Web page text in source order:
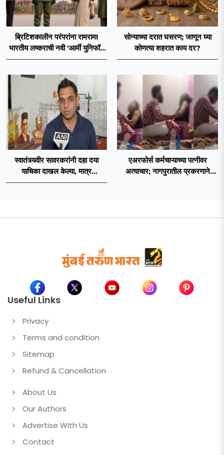
ब्रिटिशकालीन परंपरांना रामराम!
भारतीय लष्कराची नवी ‘आर्मी युनिफॉर्म
२०२६’ नियमावली लागू
सोन्याच्या दरात घसरण; जाणून घ्या
कोणत्या शहरात काय दर?
स्वातंत्र्यवीर सावरकरांनी दहा दया
याचिका दाखल केल्या, मात्र
ब्रिटिशांप्रति कधीही निष्ठा व्यक्त केली
एअरफोर्स कर्मचाऱ्याच्या पत्नीवर
अत्याचार; नागपुरातील प्रकरणाने
Useful Links
Privacy
Terms and condition
Sitemap
Refund & Cancellation
About Us
Our Authors
Advertise With Us
Contact